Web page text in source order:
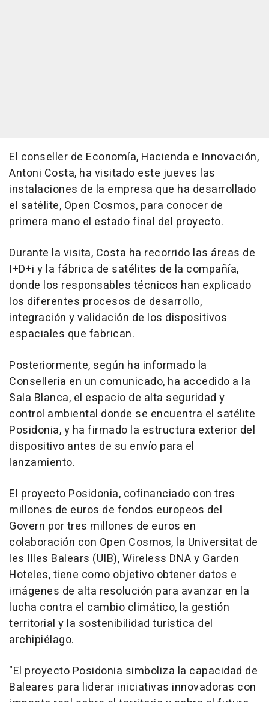
El conseller de Economía, Hacienda e Innovación,
Antoni Costa, ha visitado este jueves las
instalaciones de la empresa que ha desarrollado
el satélite, Open Cosmos, para conocer de
primera mano el estado final del proyecto.
Durante la visita, Costa ha recorrido las áreas de
I+D+i y la fábrica de satélites de la compañía,
donde los responsables técnicos han explicado
los diferentes procesos de desarrollo,
integración y validación de los dispositivos
espaciales que fabrican.
Posteriormente, según ha informado la
Conselleria en un comunicado, ha accedido a la
Sala Blanca, el espacio de alta seguridad y
control ambiental donde se encuentra el satélite
Posidonia, y ha firmado la estructura exterior del
dispositivo antes de su envío para el
lanzamiento.
El proyecto Posidonia, cofinanciado con tres
millones de euros de fondos europeos del
Govern por tres millones de euros en
colaboración con Open Cosmos, la Universitat de
les Illes Balears (UIB), Wireless DNA y Garden
Hoteles, tiene como objetivo obtener datos e
imágenes de alta resolución para avanzar en la
lucha contra el cambio climático, la gestión
territorial y la sostenibilidad turística del
archipiélago.
"El proyecto Posidonia simboliza la capacidad de
Baleares para liderar iniciativas innovadoras con